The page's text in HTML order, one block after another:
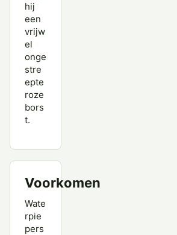
hij
een
vrijw
el
onge
stre
epte
roze
bors
t.
Voorkomen
Wate
rpie
pers